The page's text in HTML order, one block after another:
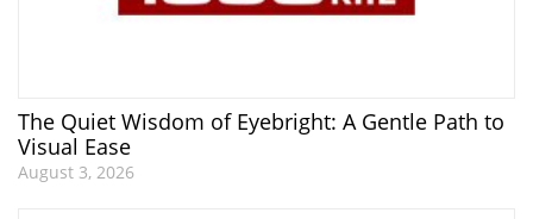
The Quiet Wisdom of Eyebright: A Gentle Path to
Visual Ease
August 3, 2026